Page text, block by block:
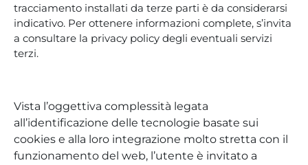
tracciamento installati da terze parti è da considerarsi
indicativo. Per ottenere informazioni complete, s’invita
a consultare la privacy policy degli eventuali servizi
terzi.
Vista l’oggettiva complessità legata
all’identificazione delle tecnologie basate sui
cookies e alla loro integrazione molto stretta con il
funzionamento del web, l’utente è invitato a